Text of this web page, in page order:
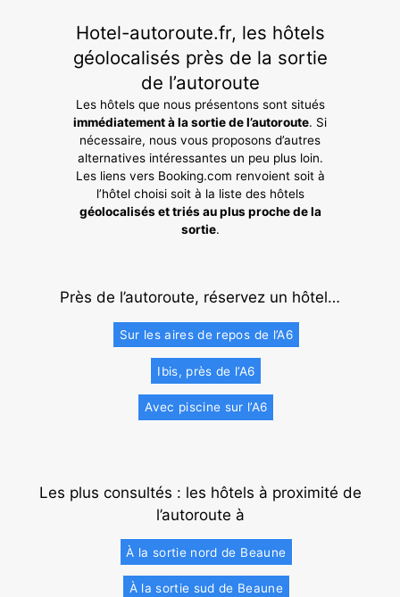
Hotel-autoroute.fr, les hôtels
géolocalisés près de la sortie
de l’autoroute
Les hôtels que nous présentons sont situés
immédiatement à la sortie de l’autoroute. Si
nécessaire, nous vous proposons d’autres
alternatives intéressantes un peu plus loin.
Les liens vers Booking.com renvoient soit à
l’hôtel choisi soit à la liste des hôtels
géolocalisés et triés au plus proche de la
sortie.
Près de l’autoroute, réservez un hôtel…
Sur les aires de repos de l’A6
Ibis, près de l’A6
Avec piscine sur l’A6
Les plus consultés : les hôtels à proximité de
l’autoroute à
À la sortie nord de Beaune
À la sortie sud de Beaune